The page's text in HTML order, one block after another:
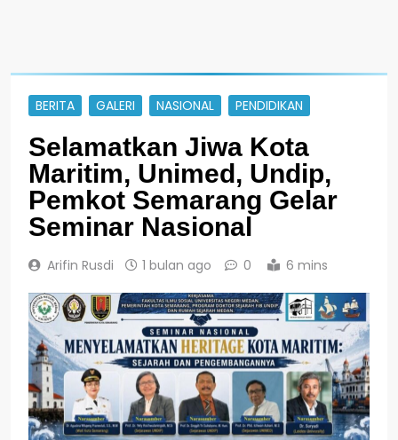
BERITA GALERI NASIONAL PENDIDIKAN
Selamatkan Jiwa Kota
Maritim, Unimed, Undip,
Pemkot Semarang Gelar
Seminar Nasional
Arifin Rusdi 1 bulan ago 0 6 mins